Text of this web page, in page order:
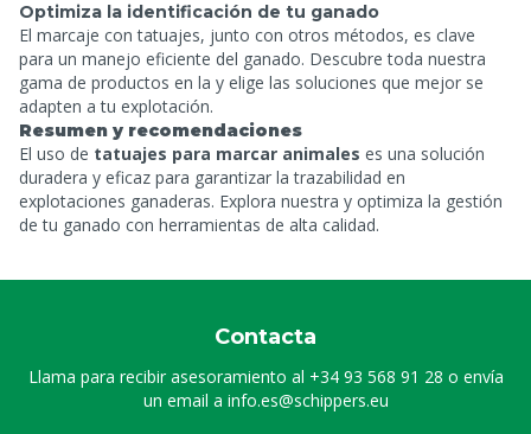
Optimiza la identificación de tu ganado
El marcaje con tatuajes, junto con otros métodos, es clave
para un manejo eficiente del ganado. Descubre toda nuestra
gama de productos en la y elige las soluciones que mejor se
adapten a tu explotación.
Resumen y recomendaciones
El uso de tatuajes para marcar animales es una solución
duradera y eficaz para garantizar la trazabilidad en
explotaciones ganaderas. Explora nuestra y optimiza la gestión
de tu ganado con herramientas de alta calidad.
Contacta
Llama para recibir asesoramiento al +34 93 568 91 28 o envía
un email a info.es@schippers.eu